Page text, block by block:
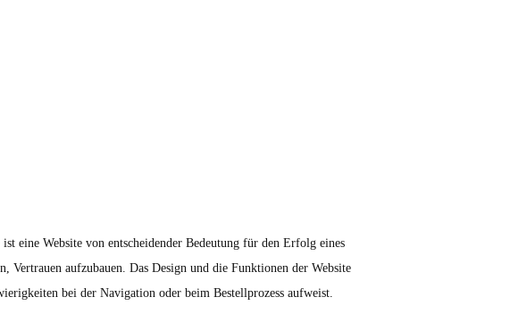
eine Website von entscheidender Bedeutung für den Erfolg eines
Vertrauen aufzubauen. Das Design und die Funktionen der Website
bei der Navigation oder beim Bestellprozess aufweist.